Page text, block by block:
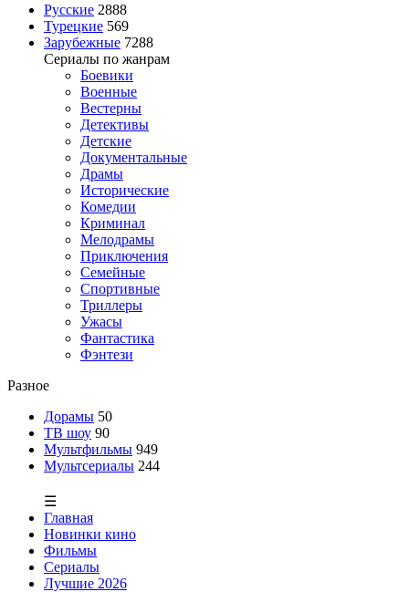
Русские 2888
Турецкие 569
Зарубежные 7288
Сериалы по жанрам
Боевики
Военные
Вестерны
Детективы
Детские
Документальные
Драмы
Исторические
Комедии
Криминал
Мелодрамы
Приключения
Семейные
Спортивные
Триллеры
Ужасы
Фантастика
Фэнтези
Разное
Дорамы 50
ТВ шоу 90
Мультфильмы 949
Мультсериалы 244
☰
Главная
Новинки кино
Фильмы
Сериалы
Лучшие 2026